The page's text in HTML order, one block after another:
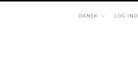
SPRÅK
DANSK LOG IND